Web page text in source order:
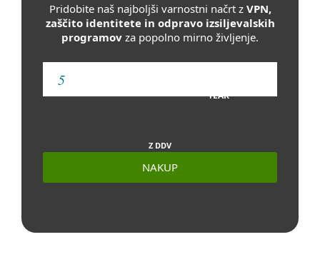
Pridobite naš najboljši varnostni načrt z VPN,
zaščito identitete in odpravo izsiljevalskih
programov za popolno mirno življenje.
YEAR
Z DDV
NAKUP